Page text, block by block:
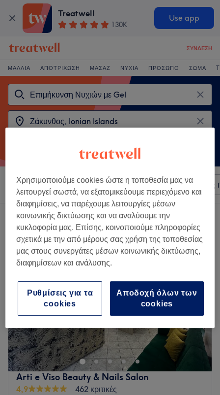
Treatwell
130K
Use app
ΣΎΝΔΕΣΗ
ΜΑΛΛΙΆ ΑΠΟΤΡΊΧΩΣΗ ΜΑΣΆΖ ΝΎΧΙΑ ΠΡΌΣΩΠΟ ΣΏΜΑ
Ταξινόμηση κατά Οποιαδήποτε τιμή Σαλόνια
2 καταστήματα που προσφέρουν:
επιμήκυνση νυχιών με gel σε Ζάκυνθος, Ionian Islands
Arti e Viso Beauty & Nails Salon
4,9
462 κριτικές
Χρησιμοποιούμε cookies ώστε η τοποθεσία μας να
λειτουργεί σωστά, να εξατομικεύουμε περιεχόμενο και
διαφημίσεις, να παρέχουμε λειτουργίες μέσων
κοινωνικής δικτύωσης και να αναλύουμε την
κυκλοφορία μας. Επίσης, κοινοποιούμε πληροφορίες
σχετικά με την από μέρους σας χρήση της τοποθεσίας
μας στους συνεργάτες μέσων κοινωνικής δικτύωσης,
διαφημίσεων και ανάλυσης.
Αποδοχή όλων των
cookies
Ρυθμίσεις για τα
cookies